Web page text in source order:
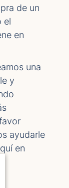
de un
el
en
una
y
ayudarle
en